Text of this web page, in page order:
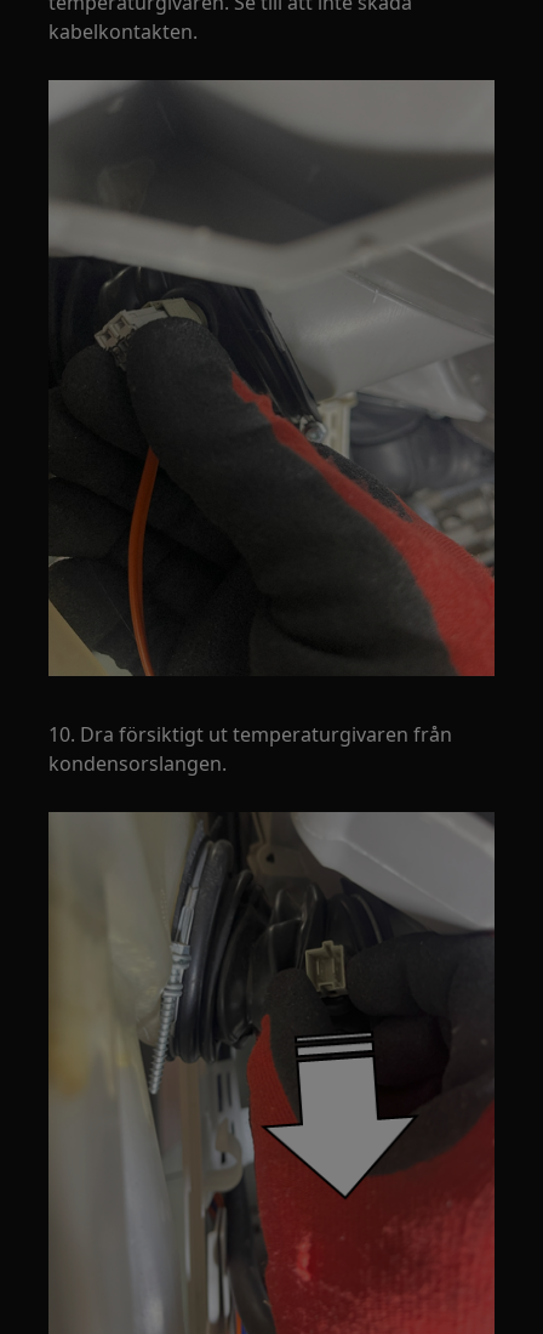
kabelkontakten.
10. Dra försiktigt ut temperaturgivaren från
kondensorslangen.